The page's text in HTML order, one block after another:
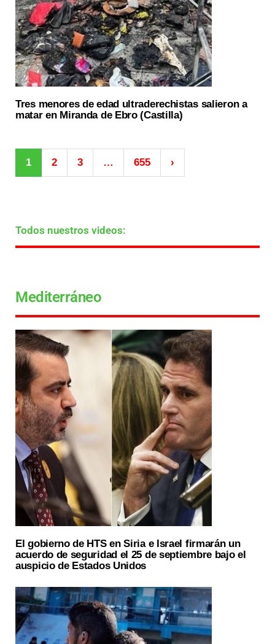
Tres menores de edad ultraderechistas salieron a
matar en Miranda de Ebro (Castilla)
1 2 3 … 655 ›
Todos nuestros videos:
Mediterráneo
El gobierno de HTS en Siria e Israel firmarán un
acuerdo de seguridad el 25 de septiembre bajo el
auspicio de Estados Unidos